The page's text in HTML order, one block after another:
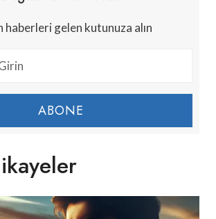
haberleri gelen kutunuza alın
ABONE